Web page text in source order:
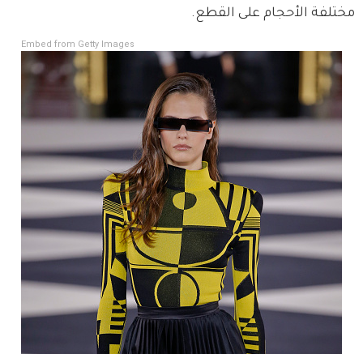
مختلفة الأحجام على القطع.
Embed from Getty Images